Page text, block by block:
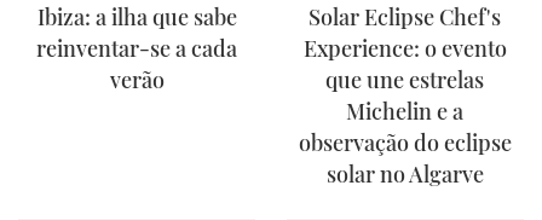
Ibiza: a ilha que sabe
reinventar-se a cada
verão
Solar Eclipse Chef's
Experience: o evento
que une estrelas
Michelin e a
observação do eclipse
solar no Algarve